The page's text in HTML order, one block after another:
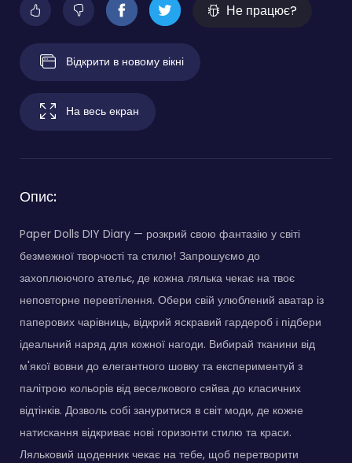
Не працює?
Відкрити в новому вікні
На весь екран
Опис:
Paper Dolls DIY Diary — розкрий свою фантазію у світі
безмежної творчості та стилю! Запрошуємо до
захоплюючого ательє, де кожна лялька чекає на твоє
неповторне перевтілення. Обери свій улюблений аватар із
паперових чарівниць, відкрий яскравий гардероб і підбери
ідеальний наряд для кожної нагоди. Вибирай тканини від
м'якої вовни до елегантного шовку та експериментуй з
палітрою кольорів від веселкового сяйва до класичних
відтінків. Дозволь собі зануритися в світ моди, де кожне
натискання відкриває нові горизонти стилю та краси.
Ляльковий щоденник чекає на тебе, щоб перетворити